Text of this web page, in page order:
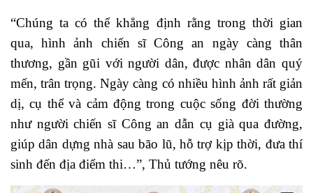
“Chúng ta có thể khẳng định rằng trong thời gian
qua, hình ảnh chiến sĩ Công an ngày càng thân
thương, gần gũi với người dân, được nhân dân quý
mến, trân trọng. Ngày càng có nhiều hình ảnh rất giản
dị, cụ thể và cảm động trong cuộc sống đời thường
như người chiến sĩ Công an dẫn cụ già qua đường,
giúp dân dựng nhà sau bão lũ, hỗ trợ kịp thời, đưa thí
sinh đến địa điểm thi…”, Thủ tướng nêu rõ.